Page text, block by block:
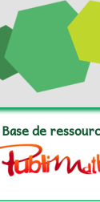
Base de